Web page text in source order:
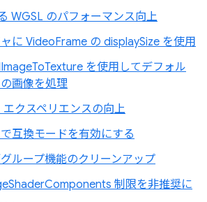
WGSL のパフォーマンス向上
に VideoFrame の displaySize を使用
を使用してデフォル
画像を処理
エクスペリエンスの向上
互換モードを有効にする
ループ機能のクリーンアップ
制限を非推奨に